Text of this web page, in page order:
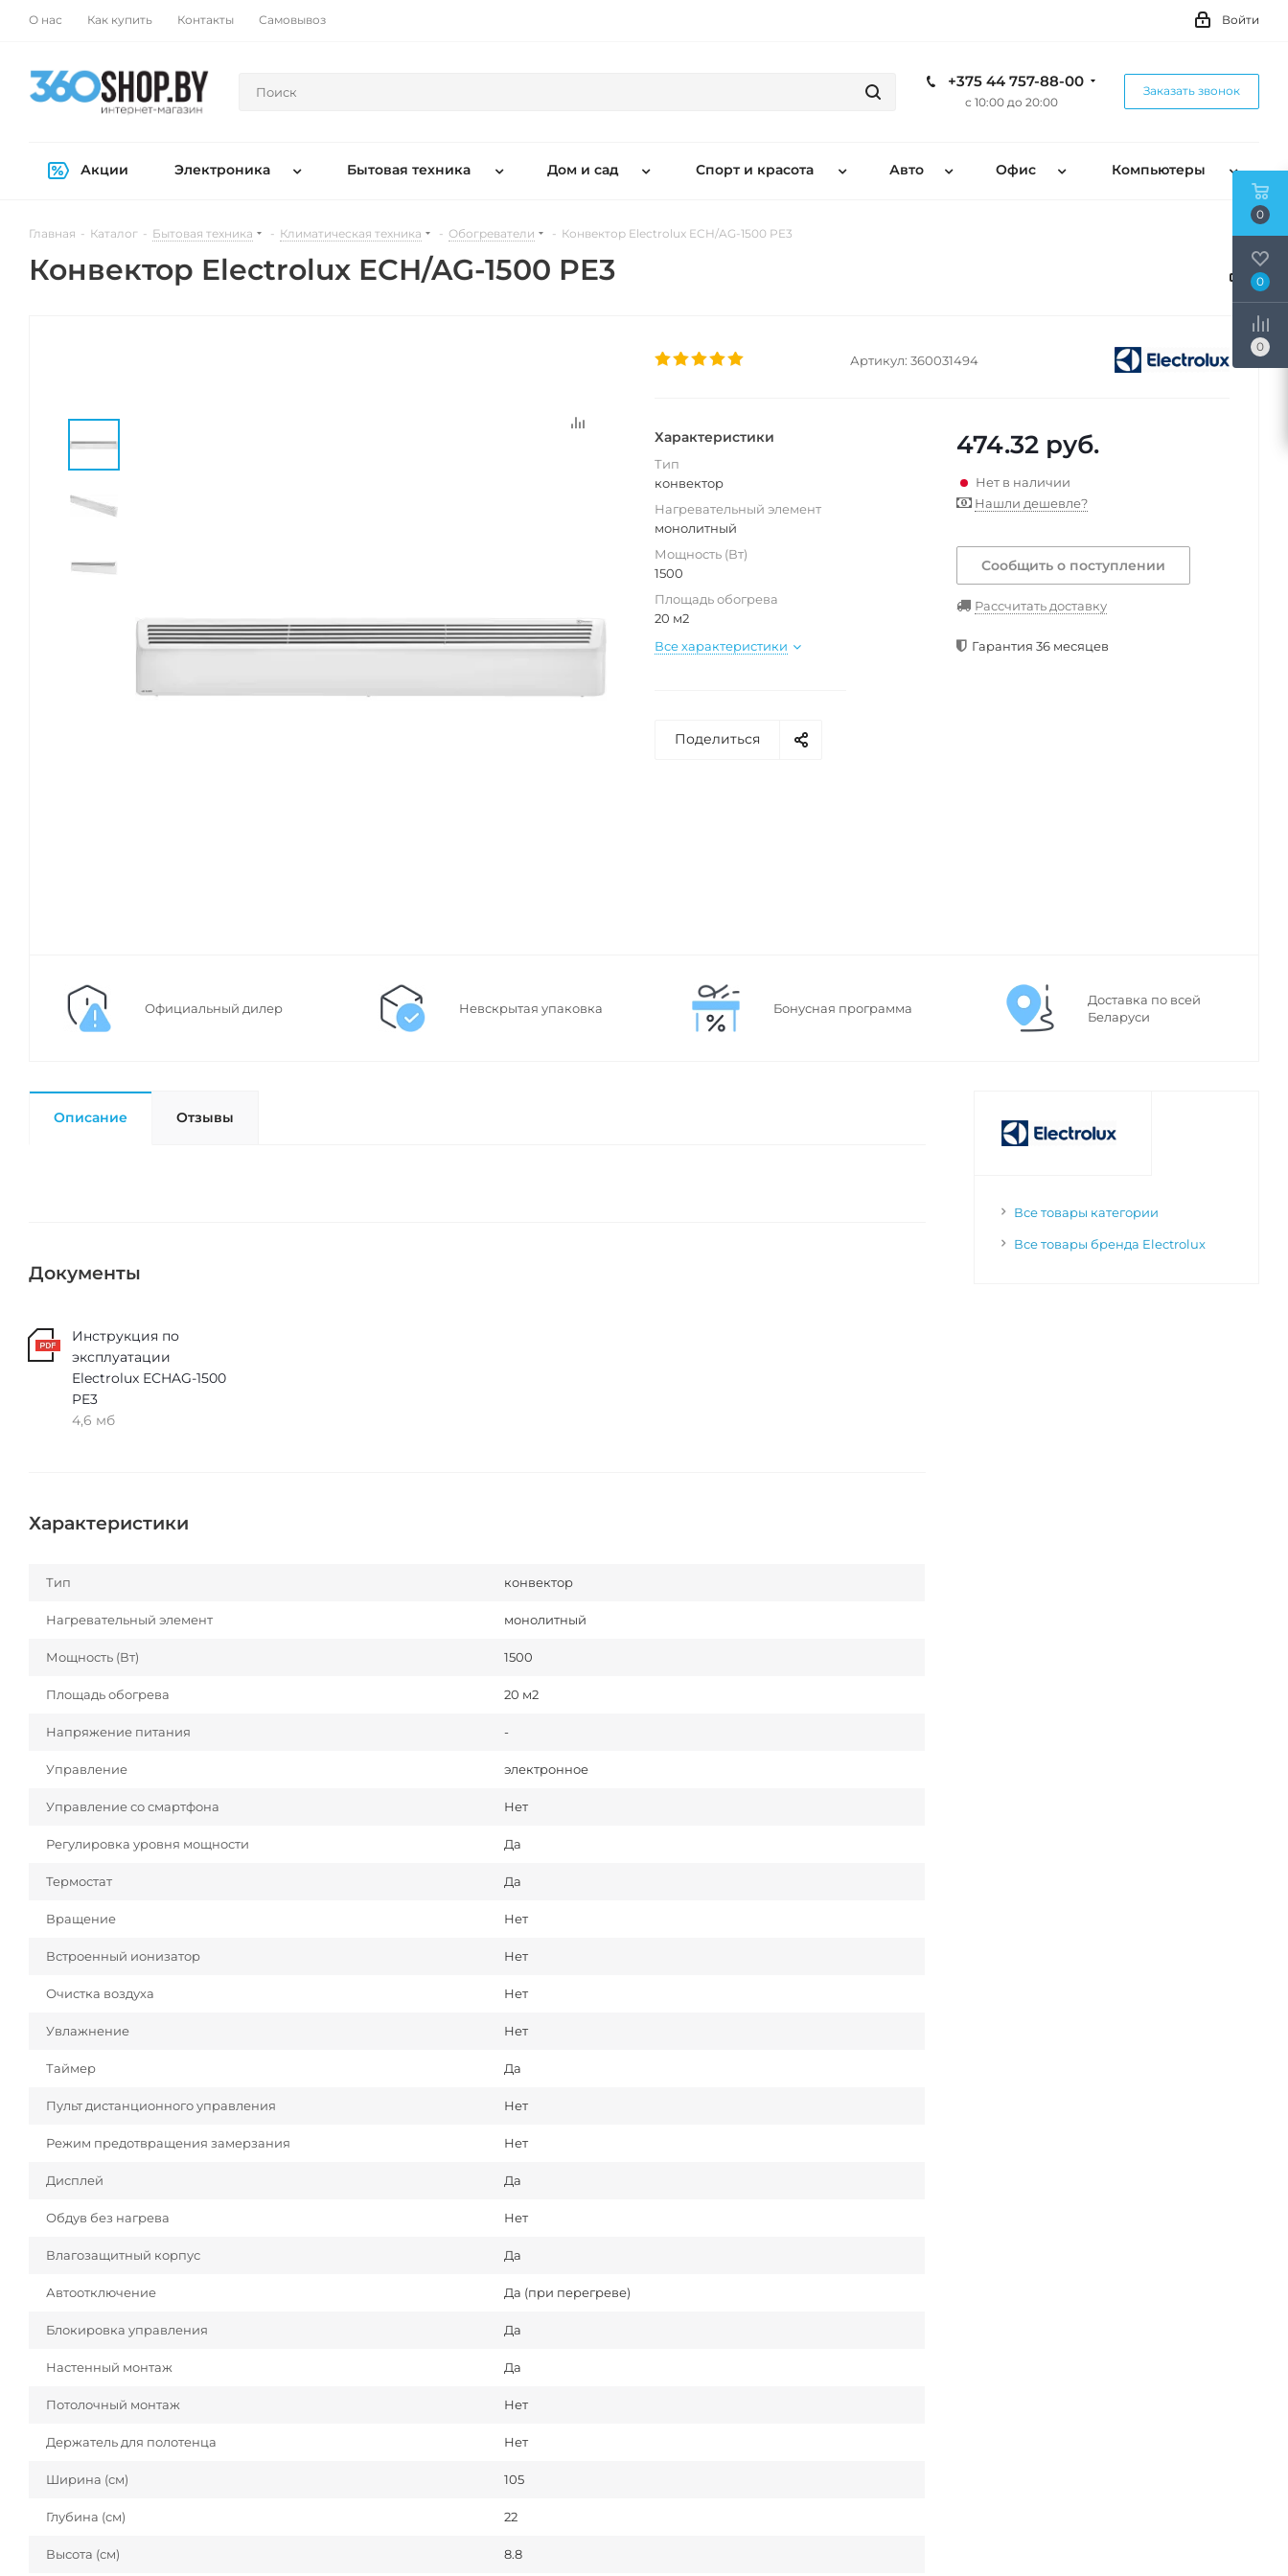
О нас Как купить Контакты Самовывоз Войти
+375 44 757-88-00
с 10:00 до 20:00
Заказать звонок
Акции Электроника Бытовая техника Дом и сад Спорт и красота Авто Офис Компьютеры
Главная - Каталог - Бытовая техника - Климатическая техника - Обогреватели - Конвектор Electrolux ECH/AG-1500 PE3
Конвектор Electrolux ECH/AG-1500 PE3
Артикул: 360031494
Характеристики
Тип
конвектор
Нагревательный элемент
монолитный
Мощность (Вт)
1500
Площадь обогрева
20 м2
Все характеристики
474.32 руб.
Нет в наличии
Нашли дешевле?
Сообщить о поступлении
Рассчитать доставку
Гарантия 36 месяцев
Поделиться
Официальный дилер Невскрытая упаковка Бонусная программа
Доставка по всей
Беларуси
Описание Отзывы
Документы
Инструкция по
эксплуатации
Electrolux ECHAG-1500
PE3
4,6 мб
Характеристики
Тип конвектор
Нагревательный элемент монолитный
Мощность (Вт) 1500
Площадь обогрева 20 м2
Напряжение питания -
Управление электронное
Управление со смартфона Нет
Регулировка уровня мощности Да
Термостат Да
Вращение Нет
Встроенный ионизатор Нет
Очистка воздуха Нет
Увлажнение Нет
Таймер Да
Пульт дистанционного управления Нет
Режим предотвращения замерзания Нет
Дисплей Да
Обдув без нагрева Нет
Влагозащитный корпус Да
Автоотключение Да (при перегреве)
Блокировка управления Да
Настенный монтаж Да
Потолочный монтаж Нет
Держатель для полотенца Нет
Ширина (см) 105
Глубина (см) 22
Высота (см) 8.8
Все товары категории
Все товары бренда Electrolux
0
0
0